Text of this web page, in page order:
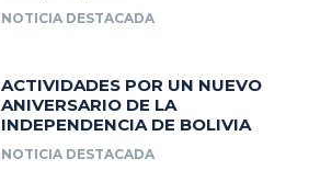
NOTICIA DESTACADA
ACTIVIDADES POR UN NUEVO
ANIVERSARIO DE LA
INDEPENDENCIA DE BOLIVIA
NOTICIA DESTACADA